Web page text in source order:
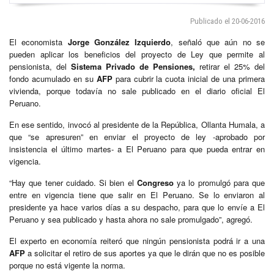
Publicado el 20-06-2016
El economista Jorge González Izquierdo, señaló que aún no se
pueden aplicar los beneficios del proyecto de Ley que permite al
pensionista, del Sistema Privado de Pensiones, retirar el 25% del
fondo acumulado en su AFPpara cubrir la cuota inicial de una primera
vivienda, porque todavía no sale publicado en el diario oficial El
Peruano.
En ese sentido, invocó al presidente de la República, Ollanta Humala, a
que “se apresuren” en enviar el proyecto de ley -aprobado por
insistencia el último martes- a El Peruano para que pueda entrar en
vigencia.
“Hay que tener cuidado. Si bien el Congresoya lo promulgó para que
entre en vigencia tiene que salir en El Peruano. Se lo enviaron al
presidente ya hace varios días a su despacho, para que lo envíe a El
Peruano y sea publicado y hasta ahora no sale promulgado”, agregó.
El experto en economía reiteró que ningún pensionista podrá ir a una
AFP a solicitar el retiro de sus aportes ya que le dirán que no es posible
porque no está vigente la norma.